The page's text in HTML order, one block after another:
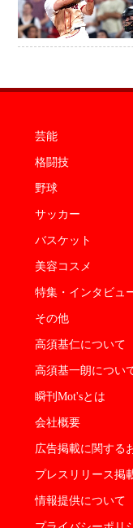
芸能
格闘技
野球
サッカー
バスケット
美容コスメ
特集・インタビュ
その他
高須基仁について
高須基一朗につい
瞬刊Mot'sとは
会社概要
広告掲載に関する
プレスリリース掲
情報提供について